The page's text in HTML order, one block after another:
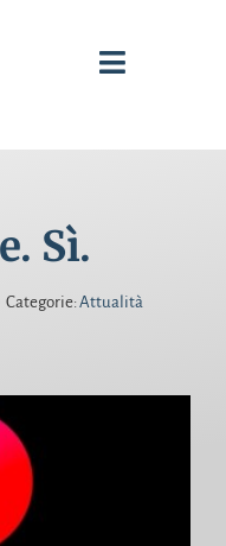
Toggle
Sì.
Categorie:Attualità